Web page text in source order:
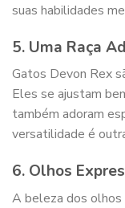
suas habilidades
5. Uma Raça
Gatos Devon Rex
Eles se ajustam
também adoram
versatilidade é
6. Olhos
A beleza dos olhos